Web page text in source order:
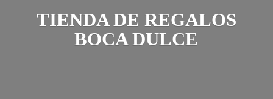
TIENDA DE REGALOS
BOCA DULCE